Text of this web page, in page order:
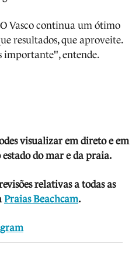
Vasco continua um ótimo
resultados, que aproveite.
importante", entende.
visualizar em direto e em
do mar e da praia.
relativas a todas as
Praias Beachcam.